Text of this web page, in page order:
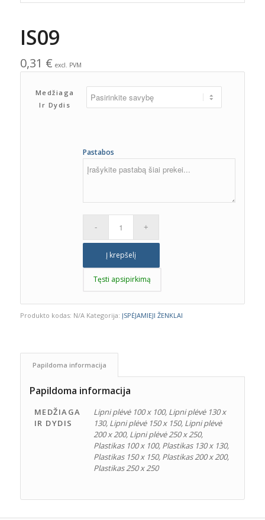
IS09
0,31 € excl. PVM
Medžiaga
Ir Dydis
Pastabos
Į krepšelį
Tęsti apsipirkimą
Produkto kodas: N/A Kategorija: ĮSPĖJAMIEJI ŽENKLAI
Papildoma informacija
Papildoma informacija
MEDŽIAGA
IR DYDIS
Lipni plėvė 100 x 100, Lipni plėvė 130 x
130, Lipni plėvė 150 x 150, Lipni plėvė
200 x 200, Lipni plėvė 250 x 250,
Plastikas 100 x 100, Plastikas 130 x 130,
Plastikas 150 x 150, Plastikas 200 x 200,
Plastikas 250 x 250